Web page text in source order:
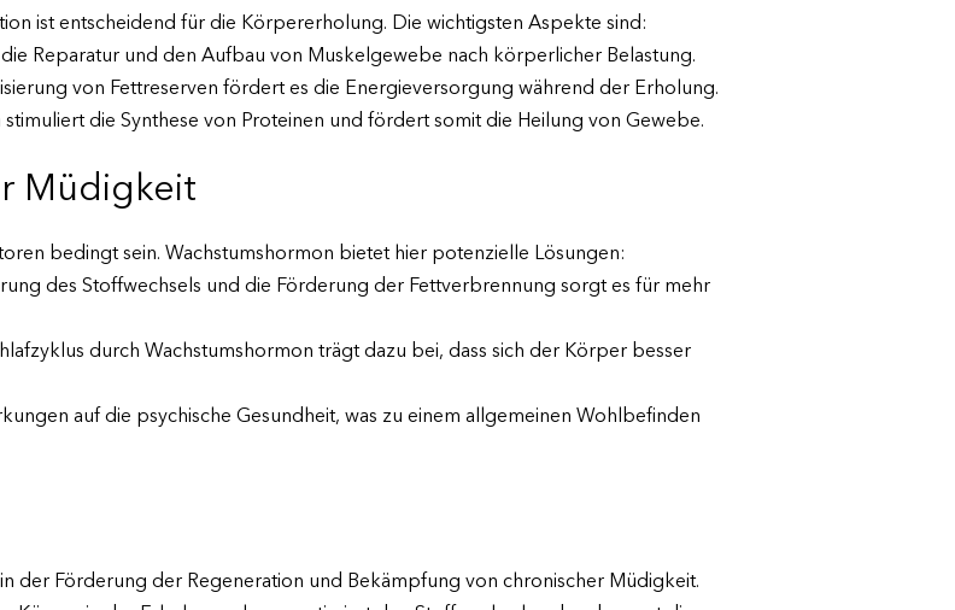
ist entscheidend für die Körpererholung. Die wichtigsten Aspekte sind:
Reparatur und den Aufbau von Muskelgewebe nach körperlicher Belastung.
von Fettreserven fördert es die Energieversorgung während der Erholung.
die Synthese von Proteinen und fördert somit die Heilung von Gewebe.
Müdigkeit
bedingt sein. Wachstumshormon bietet hier potenzielle Lösungen:
des Stoffwechsels und die Förderung der Fettverbrennung sorgt es für mehr
durch Wachstumshormon trägt dazu bei, dass sich der Körper besser
auf die psychische Gesundheit, was zu einem allgemeinen Wohlbefinden
der Förderung der Regeneration und Bekämpfung von chronischer Müdigkeit.